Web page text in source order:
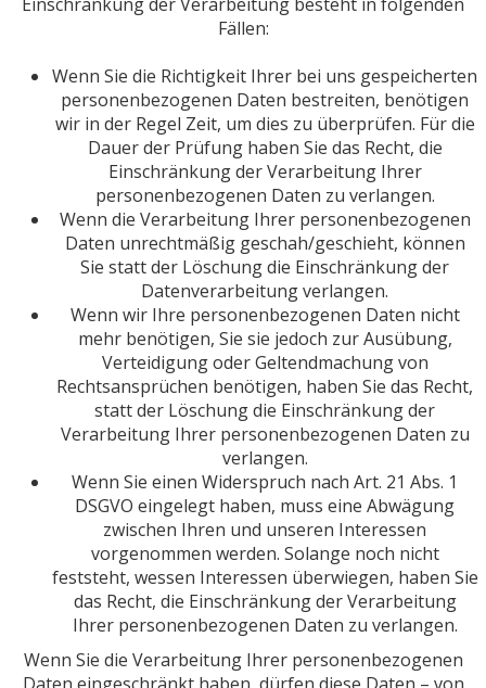
Fällen:
Wenn Sie die Richtigkeit Ihrer bei uns gespeicherten
personenbezogenen Daten bestreiten, benötigen
wir in der Regel Zeit, um dies zu überprüfen. Für die
Dauer der Prüfung haben Sie das Recht, die
Einschränkung der Verarbeitung Ihrer
personenbezogenen Daten zu verlangen.
Wenn die Verarbeitung Ihrer personenbezogenen
Daten unrechtmäßig geschah/geschieht, können
Sie statt der Löschung die Einschränkung der
Datenverarbeitung verlangen.
Wenn wir Ihre personenbezogenen Daten nicht
mehr benötigen, Sie sie jedoch zur Ausübung,
Verteidigung oder Geltendmachung von
Rechtsansprüchen benötigen, haben Sie das Recht,
statt der Löschung die Einschränkung der
Verarbeitung Ihrer personenbezogenen Daten zu
verlangen.
Wenn Sie einen Widerspruch nach Art. 21 Abs. 1
DSGVO eingelegt haben, muss eine Abwägung
zwischen Ihren und unseren Interessen
vorgenommen werden. Solange noch nicht
feststeht, wessen Interessen überwiegen, haben Sie
das Recht, die Einschränkung der Verarbeitung
Ihrer personenbezogenen Daten zu verlangen.
Wenn Sie die Verarbeitung Ihrer personenbezogenen